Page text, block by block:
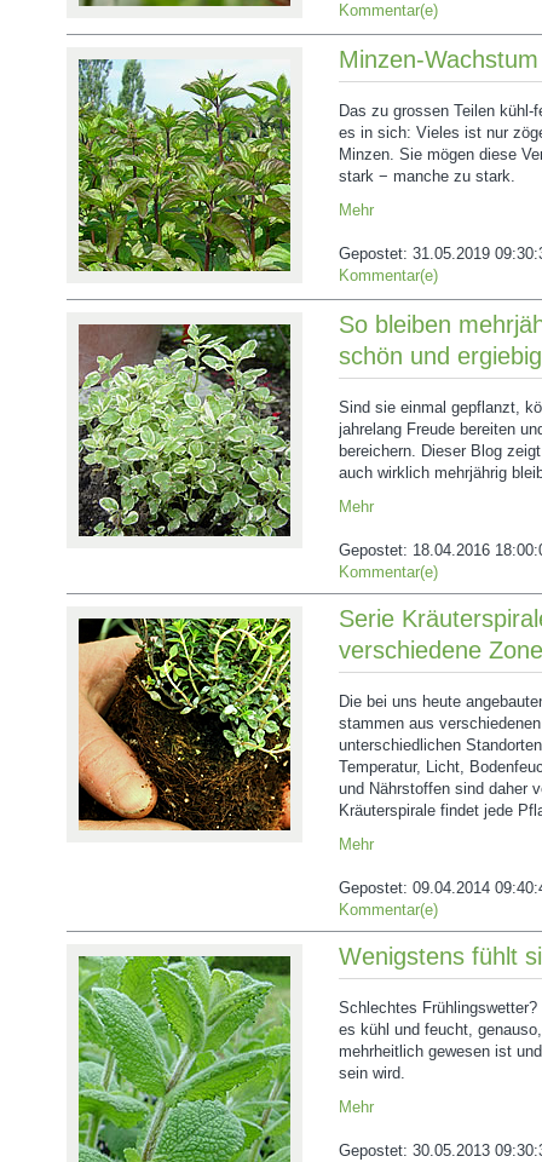
Kommentar(e)
Minzen-
Das zu grossen Teilen
es in sich: Vieles ist nur
Minzen. Sie mögen diese
stark − manche zu stark.
Mehr
Gepostet: 31.05.2019
Kommentar(e)
So bleiben
schön und ergiebig
Sind sie einmal gepflanzt,
jahrelang Freude bereiten
bereichern. Dieser Blog
auch wirklich mehrjährig
Mehr
Gepostet: 18.04.2016
Kommentar(e)
Serie
verschiedene
Die bei uns heute
stammen aus
unterschiedlichen
Temperatur, Licht,
und Nährstoffen sind daher
Kräuterspirale findet jede
Mehr
Gepostet: 09.04.2014
Kommentar(e)
Wenigstens fühlt
Schlechtes
es kühl und feucht,
mehrheitlich gewesen ist
sein wird.
Mehr
Gepostet: 30.05.2013